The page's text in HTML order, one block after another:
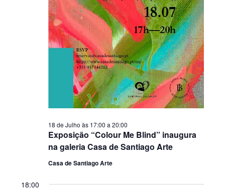
Exposição “Colour Me Blind” inaugura
na galeria Casa de Santiago Arte
18 de Julho às 17:00 a 20:00
Casa de Santiago Arte
18:00